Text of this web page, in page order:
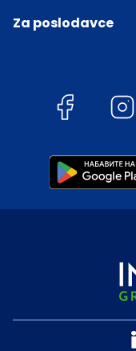
Za poslodavce